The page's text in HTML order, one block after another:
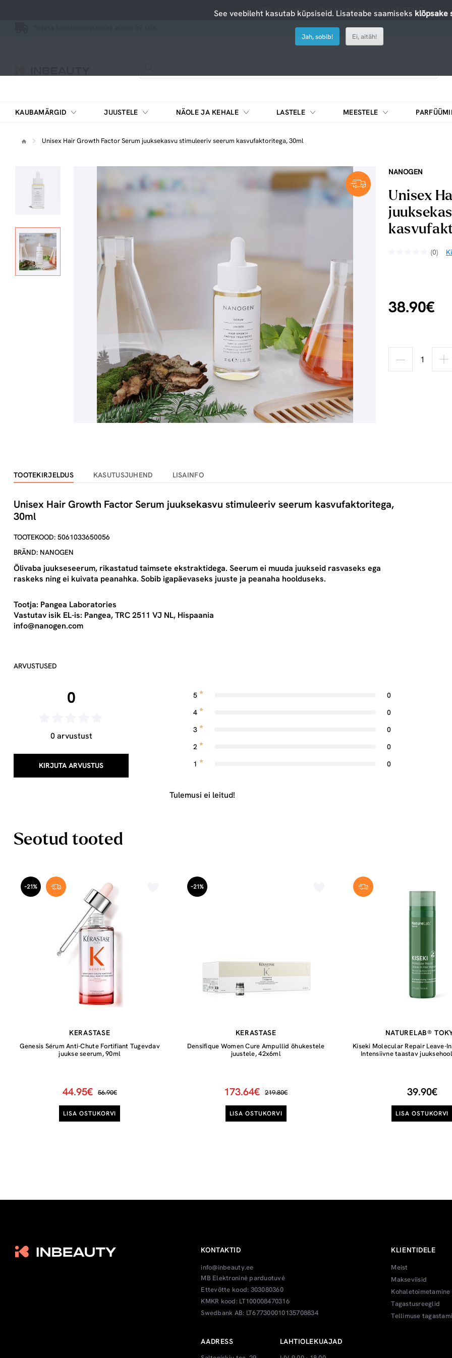
-10% allahindlus valitud toodetele koodiga OSTA10
KAUBAMÄRGID JUUSTELE NÄOLE JA KEHALE LASTELE MEESTELE
Unisex Hair Growth Factor Serum juuksekasvu stimuleeriv seerum kasvufaktoritega, 30ml
NANOGEN
Unisex
(0)
38.90€
TOOTEKIRJELDUS KASUTUSJUHEND LISAINFO
Unisex Hair Growth Factor Serum juuksekasvu stimuleeriv seerum kasvufaktoritega,
30ml
TOOTEKOOD: 5061033650056
BRÄND: NANOGEN
Õlivaba juukseseerum, rikastatud taimsete ekstraktidega. Seerum ei muuda juukseid rasvaseks ega
raskeks ning ei kuivata peanahka. Sobib igapäevaseks juuste ja peanaha hoolduseks.
Tootja: Pangea Laboratories
Vastutav isik EL-is: Pangea, TRC 2511 VJ NL, Hispaania
info@nanogen.com
ARVUSTUSED
0
0 arvustust
KIRJUTA ARVUSTUS
5
0
4
0
3
0
2
0
1
0
Tulemusi ei leitud!
Seotud tooted
-21%
KERASTASE
Genesis Sérum Anti-Chute Fortifiant Tugevdav
juukse seerum, 90ml
44.95€ 56.90€
LISA OSTUKORVI
-21%
KERASTASE
Densifique Women Cure Ampullid õhukestele
juustele, 42x6ml
173.64€ 219.80€
LISA OSTUKORVI
NATURELAB®
Kiseki Molecular Repair Leave-
Intensiivne taastav
39.90€
LISA OSTUKORVI
KONTAKTID
info@inbeauty.ee
MB Elektroninė parduotuvė
Ettevõtte kood: 303080360
KMKR kood: LT100008470316
Swedbank AB: LT677300010135708834
AADRESS LAHTIOLEKUAJAD
KLIENTIDELE
Meist
Makseviisid
Kohaletoimetamine
Tagastusreeglid
Tellimuse
See veebileht kasutab küpsiseid. Lisateabe saamiseks klõpsake
Jah, sobib! Ei, aitäh!